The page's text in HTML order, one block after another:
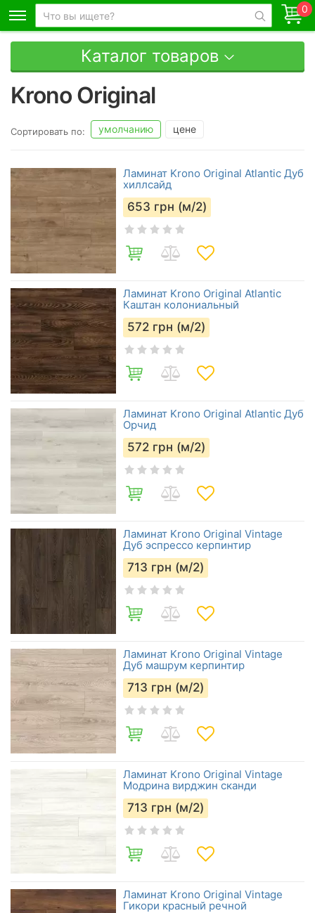
0
Каталог товаров
Krono Original
Сортировать по: умолчанию цене
Ламинат Krono Original Atlantic Дуб
хиллсайд
653 грн (м/2)
Ламинат Krono Original Atlantic
Каштан колониальный
572 грн (м/2)
Ламинат Krono Original Atlantic Дуб
Орчид
572 грн (м/2)
Ламинат Krono Original Vintage
Дуб эспрессо керпинтир
713 грн (м/2)
Ламинат Krono Original Vintage
Дуб машрум керпинтир
713 грн (м/2)
Ламинат Krono Original Vintage
Модрина вирджин сканди
713 грн (м/2)
Ламинат Krono Original Vintage
Гикори красный речной